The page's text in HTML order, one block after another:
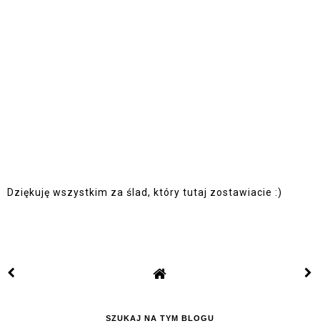
Dziękuję wszystkim za ślad, który tutaj zostawiacie :)
SZUKAJ NA TYM BLOGU